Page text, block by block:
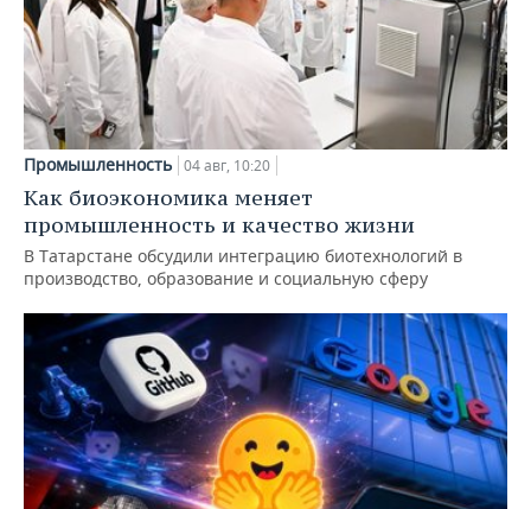
Промышленность 04 авг, 10:20
Как биоэкономика меняет
промышленность и качество жизни
В Татарстане обсудили интеграцию биотехнологий в
производство, образование и социальную сферу